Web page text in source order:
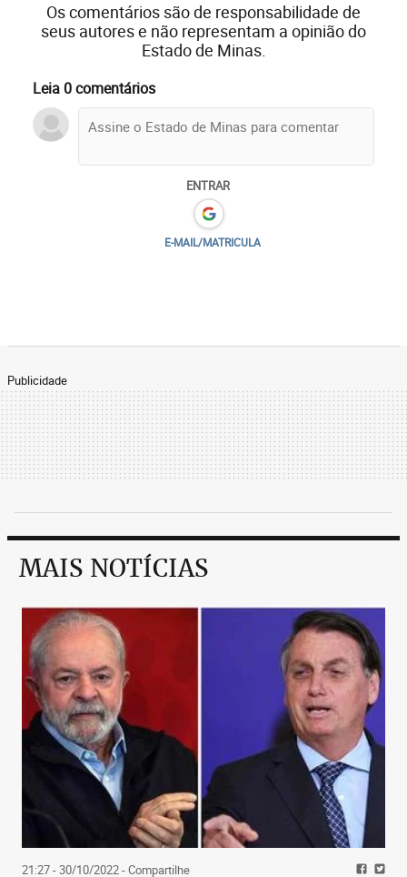
Os comentários são de responsabilidade de
seus autores e não representam a opinião do
Estado de Minas.
Leia 0 comentários
ENTRAR
E-MAIL/MATRICULA
Publicidade
MAIS NOTÍCIAS
21:27 - 30/10/2022- Compartilhe